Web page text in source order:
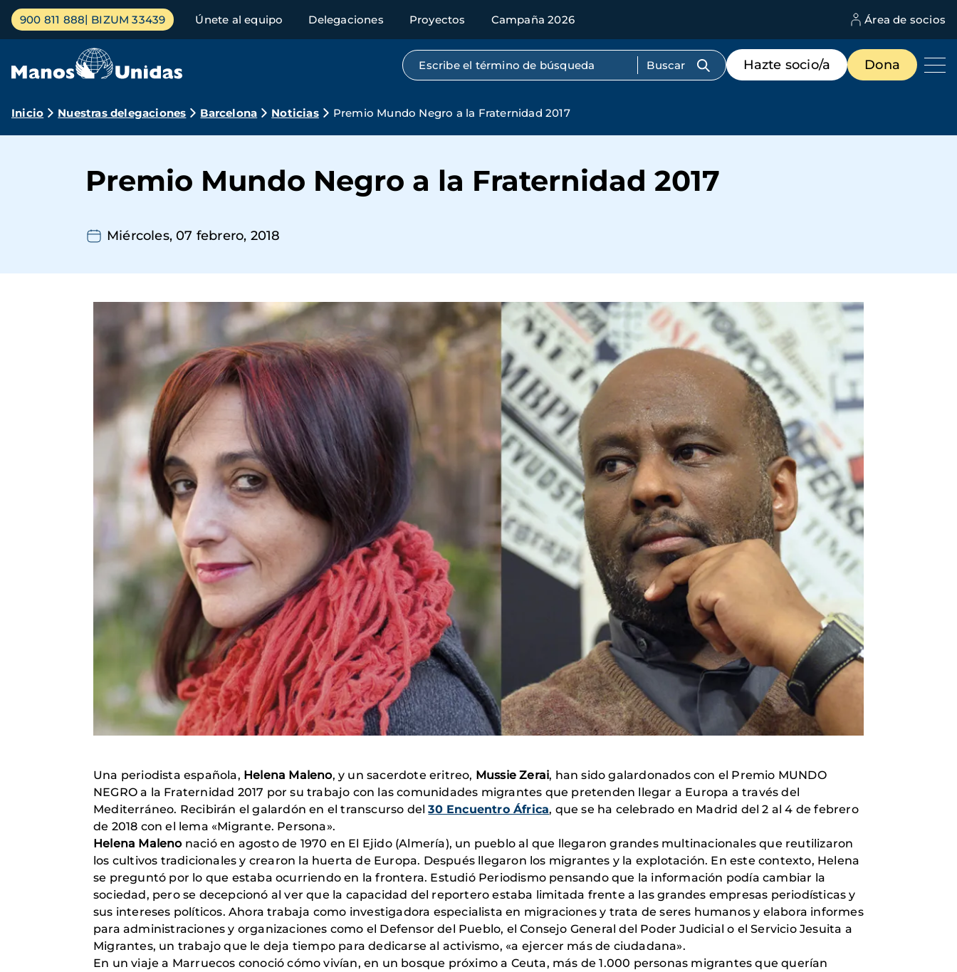
Pasar
contenido
Menú
principal
900 811 888 BIZUM 33439 Únete al equipo Delegaciones Proyectos Campaña 2026 Área de socios
Búsqueda por texto completo
Menú
de
destacados
Hazte socio/a Dona
Ruta
navegación
Inicio Nuestras delegaciones Barcelona Noticias Premio Mundo Negro a la Fraternidad 2017
Premio Mundo Negro a la Fraternidad 2017
Miércoles, 07 febrero, 2018
Una periodista española, Helena Maleno, y un sacerdote eritreo, Mussie Zerai, han sido galardonados con el Premio MUNDO
NEGRO a la Fraternidad 2017 por su trabajo con las comunidades migrantes que pretenden llegar a Europa a través del
Mediterráneo. Recibirán el galardón en el transcurso del30 Encuentro África, que se ha celebrado en Madrid del 2 al 4 de febrero
de 2018 con el lema «Migrante. Persona».
Helena Malenonació en agosto de 1970 en El Ejido (Almería), un pueblo al que llegaron grandes multinacionales que reutilizaron
los cultivos tradicionales y crearon la huerta de Europa. Después llegaron los migrantes y la explotación. En este contexto, Helena
se preguntó por lo que estaba ocurriendo en la frontera. Estudió Periodismo pensando que la información podía cambiar la
sociedad, pero se decepcionó al ver que la capacidad del reportero estaba limitada frente a las grandes empresas periodísticas y
sus intereses políticos. Ahora trabaja como investigadora especialista en migraciones y trata de seres humanos y elabora informes
para administraciones y organizaciones como el Defensor del Pueblo, el Consejo General del Poder Judicial o el Servicio Jesuita a
Migrantes, un trabajo que le deja tiempo para dedicarse al activismo, «a ejercer más de ciudadana».
En un viaje a Marruecos conoció cómo vivían, en un bosque próximo a Ceuta, más de 1.000 personas migrantes que querían